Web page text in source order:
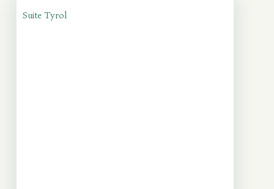
Suite Tyrol